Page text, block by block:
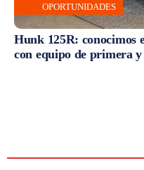
OPORTUNIDADES
Hunk 125R: conocimos
con equipo de primera